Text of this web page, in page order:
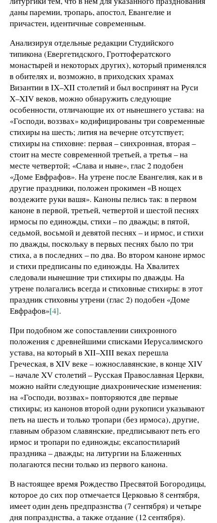
даны паремии, тропарь, апостол, Евангелие и
причастен, идентичные современным.
Анализируя отдельные редакции Студийского
типикона (Евергетидского, Гроттофератского
монастырей и некоторых других), который применялся
в обителях и, возможно, в приходских храмах
Византии в IX–XII столетий и был воспринят на Руси
X–XIV веков, можно обнаружить следующие
особенности, отличающие их от нынешнего устава: на
«Господи, воззвах» кодифицированы три современные
стихиры на шесть; лития на вечерне отсутствует;
стихиры на стиховне: первая – синхронная, вторая –
стоит на месте современной третьей, а третья – на
месте четвертой; «Слава и ныне», глас 2 подобен
«Доме Евфрафов». На утрене после Евангелия, как и в
другие праздники, положен прокимен «В нощех
воздежите руки вашя». Каноны пелись так: в первом
каноне в первой, третьей, четвертой и шестой песнях
ирмосы по единожды, стихи – по дважды; в пятой,
седьмой, восьмой и девятой песнях – и ирмос, и стихи
по дважды, поскольку в первых песнях было по три
стиха, а в последних – по два. Во втором каноне ирмос
и стихи предписаны по единожды. На Хвалитех
следовали нынешние три стихиры по дважды. На
утрене полагались всегда и стиховные стихиры: в этот
праздник стиховны утрени (глас 2) подобен «Доме
Евфрафов»[4].
При подобном же сопоставлении синхронного
положения с древнейшими списками Иерусалимского
устава, на который в XII–XIII веках перешла
Греческая, в XIV веке – южнославянские, в конце XIV
– начале XV столетий – Русская Православная Церкви,
можно найти следующие диахронические изменения:
на «Господи, воззвах» повторяются две первые
стихиры; из канонов второй одни рукописи указывают
петь на шесть и только тропари (без ирмоса), другие,
главным образом славянские, предписывают петь его
ирмос и тропари по единожды; ексапостиларий
праздника – дважды; на литургии на Блаженных
полагаются песни только из первого канона.
В настоящее время Рождество Пресвятой Богородицы,
которое до сих пор отмечается Церковью 8 сентября,
имеет один день предпразнства (7 сентября) и четыре
дня попразднства, а также отдание (12 сентября).